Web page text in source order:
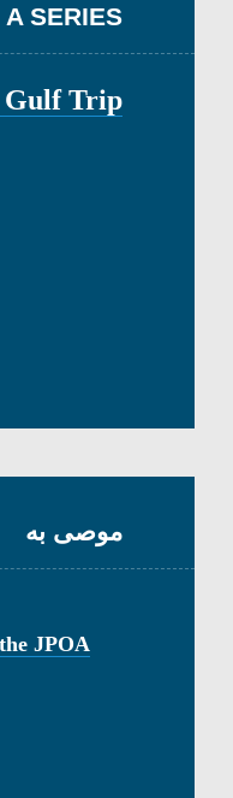
A SERIES
Gulf Trip
موصى به
JPOA